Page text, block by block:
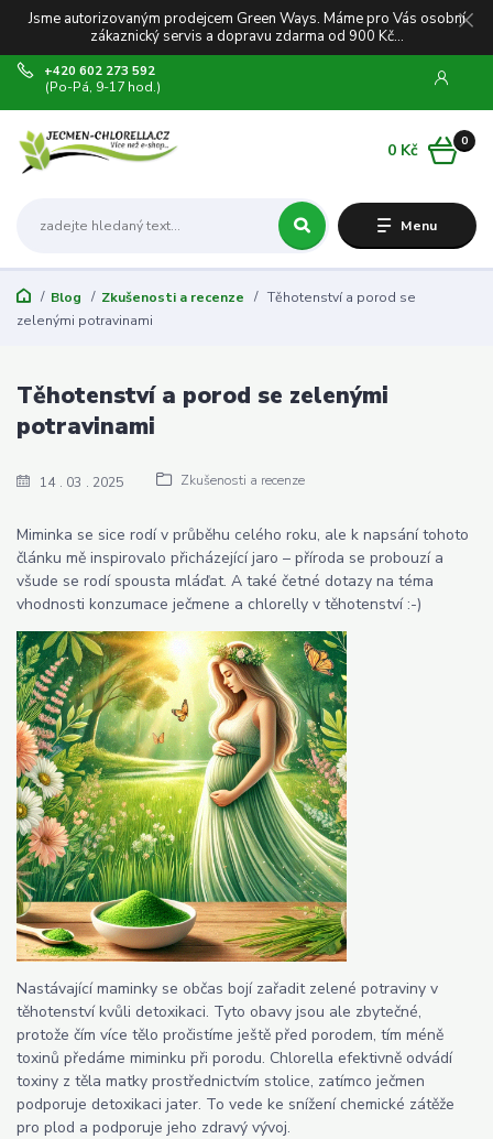
Jsme autorizovaným prodejcem Green Ways. Máme pro Vás osobní
zákaznický servis a dopravu zdarma od 900 Kč...
Menu
+420 602 273 592
(Po-Pá, 9-17 hod.)
0
0 Kč
Blog Zkušenosti a recenze
Těhotenství a porod se
zelenými potravinami
14 03 2025 Zkušenosti a recenze
Těhotenství a porod se zelenými
potravinami
Miminka se sice rodí v průběhu celého roku, ale k napsání tohoto
článku mě inspirovalo přicházející jaro – příroda se probouzí a
všude se rodí spousta mláďat. A také četné dotazy na téma
vhodnosti konzumace ječmene a chlorelly v těhotenství :-)
Nastávající maminky se občas bojí zařadit zelené potraviny v
těhotenství kvůli detoxikaci. Tyto obavy jsou ale zbytečné,
protože čím více tělo pročistíme ještě před porodem, tím méně
toxinů předáme miminku při porodu. Chlorella efektivně odvádí
toxiny z těla matky prostřednictvím stolice, zatímco ječmen
podporuje detoxikaci jater. To vede ke snížení chemické zátěže
pro plod a podporuje jeho zdravý vývoj.